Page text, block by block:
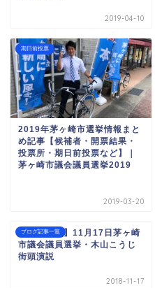
2019-04-10
期日前投票
2019年茅ヶ崎市選挙情報まと
め記事【候補者・開票結果・
投票所・期日前投票など】｜
茅ヶ崎市議会議員選挙2019
2019-03-20
ブログ記事一覧
【動画更新】11月17日茅ヶ崎
市議会議員選挙・木山こうじ
街頭演説
2018-11-17